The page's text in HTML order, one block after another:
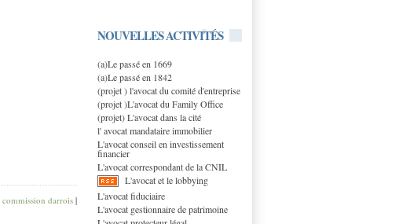
NOUVELLES ACTIVITÉS
(a)Le passé en 1669
(a)Le passé en 1842
(projet ) l'avocat du comité d'entreprise
(projet )L'avocat du Family Office
(projet) L'avocat dans la cité
l' avocat mandataire immobilier
L'avocat conseil en investissement
financier
L'avocat correspondant de la CNIL
L'avocat et le lobbying
L'avocat fiduciaire
L'avocat gestionnaire de patrimoine
commission darrois |